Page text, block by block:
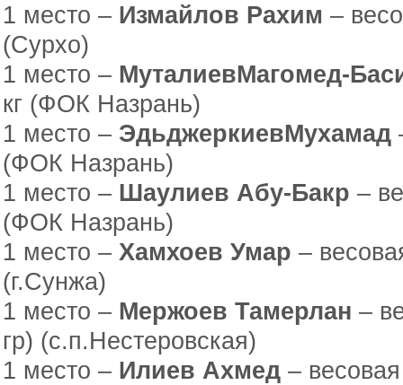
1 место – Измайлов Рахим –
(Сурхо)
1 место – МуталиевМагомед-
кг (ФОК Назрань)
1 место – ЭдьджеркиевМухамад
(ФОК Назрань)
1 место – Шаулиев Абу-Бакр –
(ФОК Назрань)
1 место – Хамхоев Умар –
(г.Сунжа)
1 место – Мержоев Тамерлан –
гр) (с.п.Нестеровская)
1 место – Илиев Ахмед –